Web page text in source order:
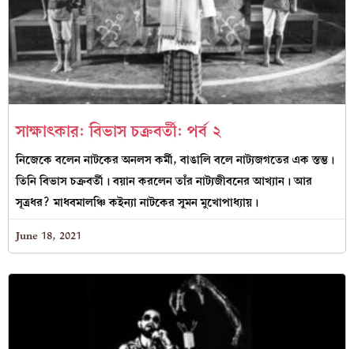
সাক্ষাৎকার: বিভাস চক্রবর্তী: পর্ব ২
নিজেকে বলেন নাটকের অনলস কর্মী, বাঙালি বলে নাট্যজগতের এক স্তম্ভ।
তিনি বিভাস চক্রবর্তী। বয়ান করলেন তাঁর নাট্যজীবনের আখ্যান। আর
সূত্রধর? মাধবমালঞ্চি কইন্যা নাটকের সুমন মুখোপাধ্যায়।
June 18, 2021